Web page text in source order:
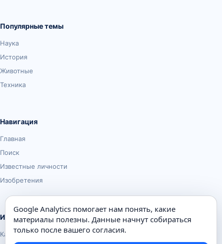
Популярные темы
Наука
История
Животные
Техника
Навигация
Главная
Поиск
Известные личности
Изобретения
Информация
Карта сайта
Google Analytics помогает нам понять, какие
материалы полезны. Данные начнут собираться
только после вашего согласия.